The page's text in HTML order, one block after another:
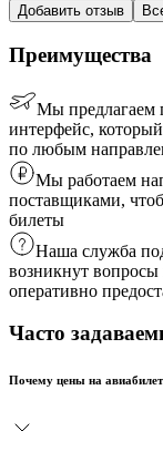
Добавить отзыв
Преимущества
Мы предлагаем
интерфейс,
по любым
Мы работаем
поставщиками,
билеты
Наша служба
возникнут
оперативно
Часто
Почему цены на